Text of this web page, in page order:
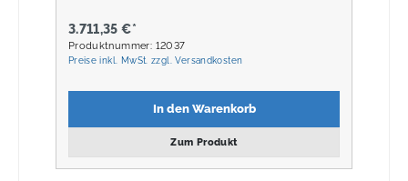
3.711,35 €*
Produktnummer: 12037
Preise inkl. MwSt. zzgl. Versandkosten
In den Warenkorb
Zum Produkt